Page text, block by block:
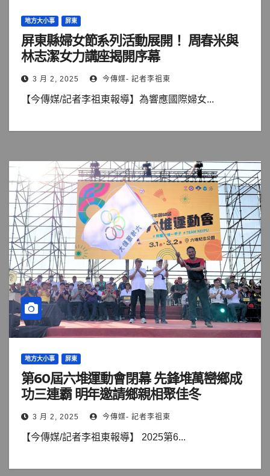
地方大小事 屏東
屏東縣婦女節系列活動展開！ 周春米與
林志潔女力講座揭開序幕
3 月 2, 2025 今傳媒- 記者李祖東
【今傳媒/記者李祖東報導】為響應國際婦女...
地方大小事 屏東
第60屆六堆運動會閉幕 先鋒堆萬巒鄉成
功三連霸 明年邀請鄉親相聚佳冬
3 月 2, 2025 今傳媒- 記者李祖東
【今傳媒/記者李祖東報導】 2025第6...